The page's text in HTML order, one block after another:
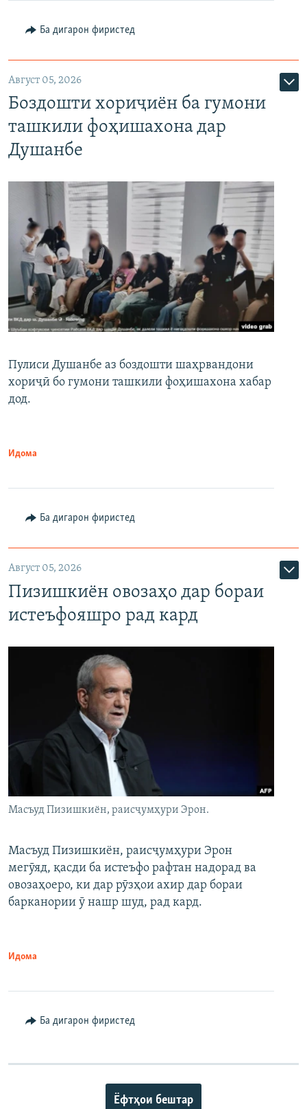
Ба дигарон фиристед
Август 05, 2026
Боздошти хориҷиён ба гумони
ташкили фоҳишахона дар
Душанбе
Пулиси Душанбе аз боздошти шаҳрвандони
хориҷӣ бо гумони ташкили фоҳишахона хабар
дод.
Идома
Ба дигарон фиристед
Август 05, 2026
Пизишкиён овозаҳо дар бораи
истеъфояшро рад кард
Масъуд Пизишкиён, раисҷумҳури Эрон.
Масъуд Пизишкиён, раисҷумҳури Эрон
мегӯяд, қасди ба истеъфо рафтан надорад ва
овозаҳоеро, ки дар рӯзҳои ахир дар бораи
барканории ӯ нашр шуд, рад кард.
Идома
Ба дигарон фиристед
Ёфтҳои бештар